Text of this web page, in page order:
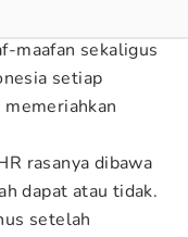
maafan sekaligus
setiap
rasanya dibawa
dapat atau tidak.
setelah